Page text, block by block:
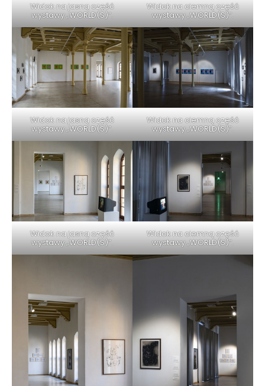
Widok na jasną część
wystawy „WORLD(S)”.
Widok na ciemną część
wystawy „WORLD(S)”.
Widok na jasną część
wystawy „WORLD(S)”.
Widok na ciemną część
wystawy „WORLD(S)”.
Widok na jasną część
wystawy „WORLD(S)”.
Widok na ciemną część
wystawy „WORLD(S)”.